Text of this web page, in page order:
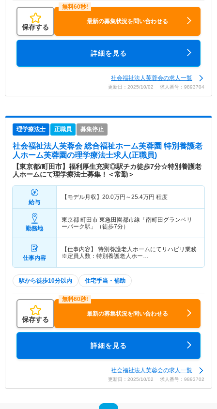
保存する
最新の募集状況を問い合わせる
詳細を見る
社会福祉法人芙蓉会の求人一覧
更新日：2025/10/02 求人番号：9893704
理学療法士 正職員 募集停止
社会福祉法人芙蓉会 総合福祉ホーム芙蓉園 特別養護老
人ホーム芙蓉園の理学療法士求人(正職員)
【東京都/町田市】福利厚生充実◎駅チカ徒歩7分☆特別養護老
人ホームにて理学療法士募集！＜常勤＞
給与
【モデル月収】 20.0万円～25.4万円 程度
勤務地
東京都 町田市 東急田園都市線「南町田グランベリ
ーパーク駅」（徒歩7分）
仕事内容
【仕事内容】 特別養護老人ホームにてリハビリ業務
※定員人数：特別養護老人ホー…
駅から徒歩10分以内 住宅手当・補助
保存する
最新の募集状況を問い合わせる
詳細を見る
社会福祉法人芙蓉会の求人一覧
更新日：2025/10/02 求人番号：9893702